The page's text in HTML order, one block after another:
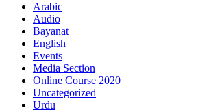
Arabic
Audio
Bayanat
English
Events
Media Section
Online Course 2020
Uncategorized
Urdu